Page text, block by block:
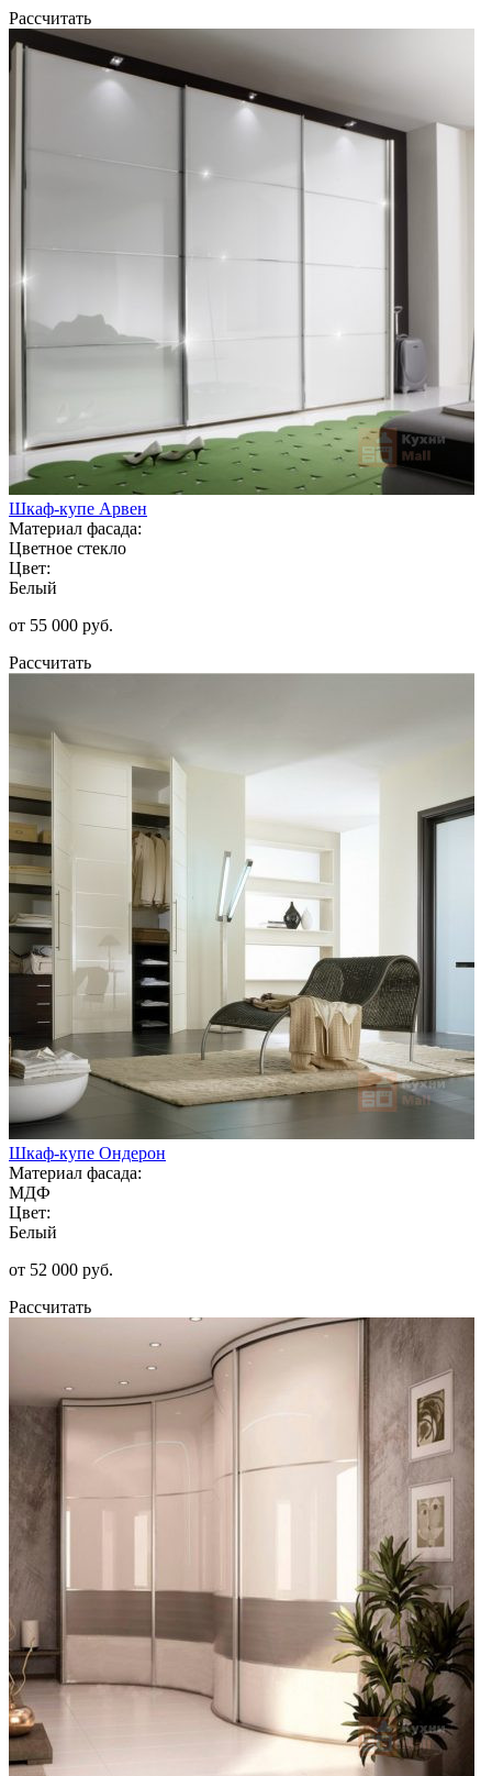
Рассчитать
Шкаф-купе Арвен
Материал фасада:
Цветное стекло
Цвет:
Белый
от 55 000 руб.
Рассчитать
Шкаф-купе Ондерон
Материал фасада:
МДФ
Цвет:
Белый
от 52 000 руб.
Рассчитать